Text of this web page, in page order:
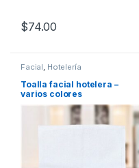
$74.00
Facial, Hotelería
Toalla facial hotelera –
varios colores